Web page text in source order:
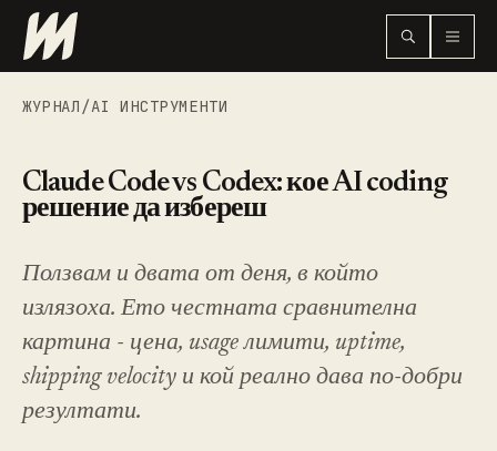
ЖУРНАЛ /AI ИНСТРУМЕНТИ
Claude Code vs Codex: кое AI coding
решение да избереш
Ползвам и двата от деня, в който
излязоха. Ето честната сравнителна
картина - цена, usage лимити, uptime,
shipping velocity и кой реално дава по-добри
резултати.